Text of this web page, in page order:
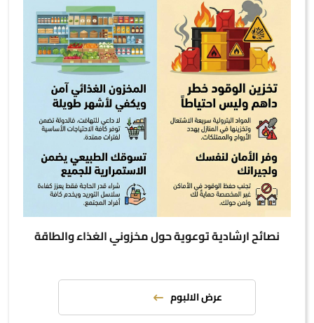
نصائح ارشادية توعوية حول مخزوني الغذاء والطاقة
عرض الالبوم